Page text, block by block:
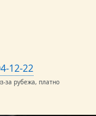
12-22
за рубежа, платно